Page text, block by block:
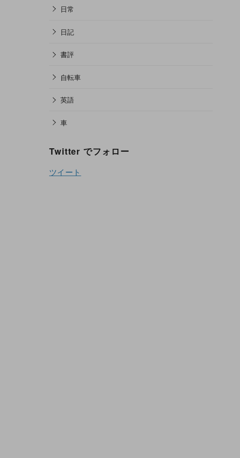
日常
日記
書評
自転車
英語
車
Twitter でフォロー
ツイート